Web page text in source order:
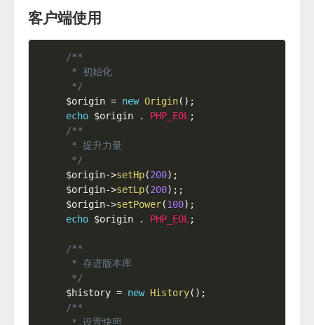
客户端使用
/**
*/
$origin = new Origin( ) ;
echo $origin . PHP_EOL ;
/**
*/
$origin->setHp(200) ;
$origin->setLp(200) ; ;
$origin->setPower(100) ;
echo $origin . PHP_EOL ;
/**
*/
$history = new History( ) ;
/**